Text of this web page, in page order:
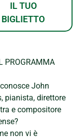
IL TUO
BIGLIETTO
PROGRAMMA
John
pianista, direttore
e compositore
non vi è